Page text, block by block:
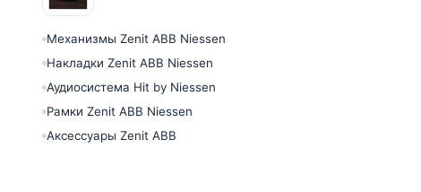
Механизмы Zenit ABB Niessen
Накладки Zenit ABB Niessen
Аудиосистема Hit by Niessen
Рамки Zenit ABB Niessen
Аксессуары Zenit ABB